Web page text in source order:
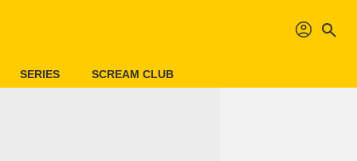
profil search
SERIES SCREAM CLUB